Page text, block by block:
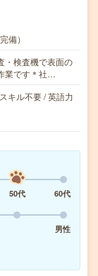
備）
・検査機で表面の
業です＊社…
キル不要 / 英語力
50代
60代
男性